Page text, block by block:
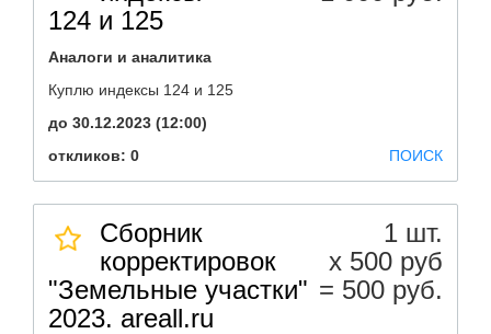
124 и 125
Аналоги и аналитика
Куплю индексы 124 и 125
до 30.12.2023 (12:00)
откликов: 0
ПОИСК
Сборник
корректировок
"Земельные участки"
2023. areall.ru
1 шт.
х 500 руб
= 500 руб.